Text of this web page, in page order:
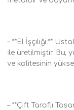
– **El İşçiliği:**
ile üretilmiştir. Bu,
ve kalitesinin
– **Çift Taraflı